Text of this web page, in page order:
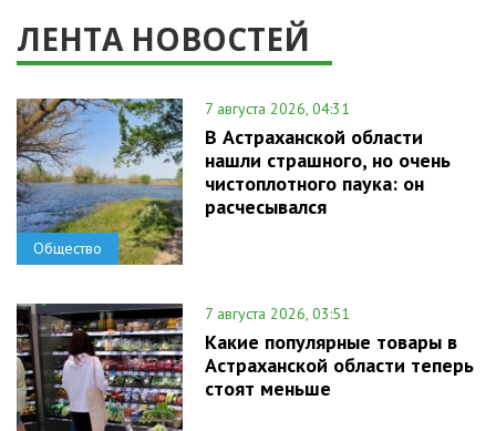
ЛЕНТА НОВОСТЕЙ
Общество
7 августа 2026, 04:31
В Астраханской области
нашли страшного, но очень
чистоплотного паука: он
расчесывался
7 августа 2026, 03:51
Какие популярные товары в
Астраханской области теперь
стоят меньше